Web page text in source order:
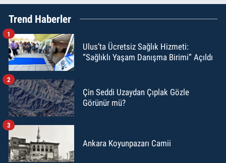
Trend Haberler
Ulus’ta Ücretsiz Sağlık Hizmeti:
“Sağlıklı Yaşam Danışma Birimi” Açıldı
1
Çin Seddi Uzaydan Çıplak Gözle
Görünür mü?
2
Ankara Koyunpazarı Camii
3